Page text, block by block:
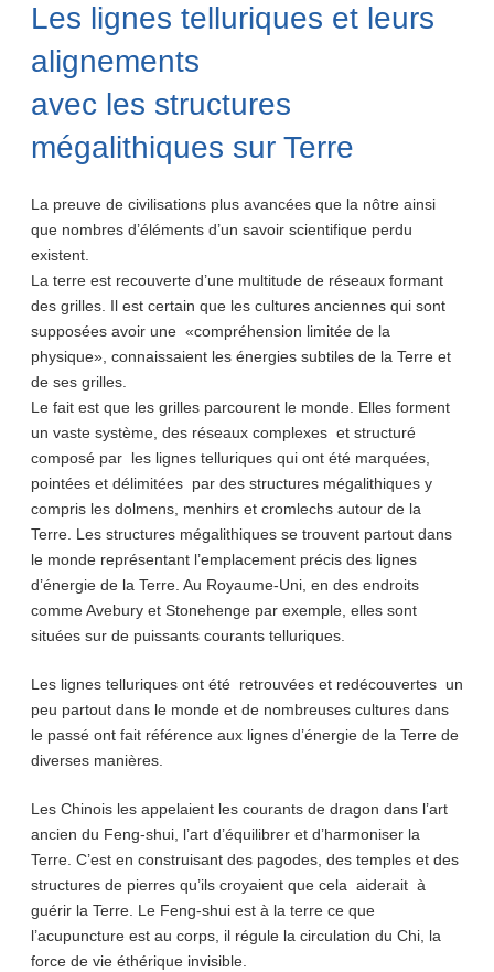
Les lignes telluriques et leurs
alignements
avec les structures
mégalithiques sur Terre
La preuve de civilisations plus avancées que la nôtre ainsi
que nombres d’éléments d’un savoir scientifique perdu
existent.
La terre est recouverte d’une multitude de réseaux formant
des grilles. Il est certain que les cultures anciennes qui sont
supposées avoir une «compréhension limitée de la
physique», connaissaient les énergies subtiles de la Terre et
de ses grilles.
Le fait est que les grilles parcourent le monde. Elles forment
un vaste système, des réseaux complexes et structuré
composé par les lignes telluriques qui ont été marquées,
pointées et délimitées par des structures mégalithiques y
compris les dolmens, menhirs et cromlechs autour de la
Terre. Les structures mégalithiques se trouvent partout dans
le monde représentant l’emplacement précis des lignes
d’énergie de la Terre. Au Royaume-Uni, en des endroits
comme Avebury et Stonehenge par exemple, elles sont
situées sur de puissants courants telluriques.
Les lignes telluriques ont été retrouvées et redécouvertes un
peu partout dans le monde et de nombreuses cultures dans
le passé ont fait référence aux lignes d’énergie de la Terre de
diverses manières.
Les Chinois les appelaient les courants de dragon dans l’art
ancien du Feng-shui, l’art d’équilibrer et d’harmoniser la
Terre. C’est en construisant des pagodes, des temples et des
structures de pierres qu’ils croyaient que cela aiderait à
guérir la Terre. Le Feng-shui est à la terre ce que
l’acupuncture est au corps, il régule la circulation du Chi, la
force de vie éthérique invisible.